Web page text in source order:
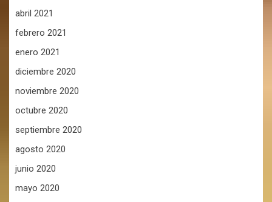
abril 2021
febrero 2021
enero 2021
diciembre 2020
noviembre 2020
octubre 2020
septiembre 2020
agosto 2020
junio 2020
mayo 2020